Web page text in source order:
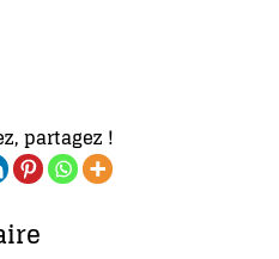
partagez !